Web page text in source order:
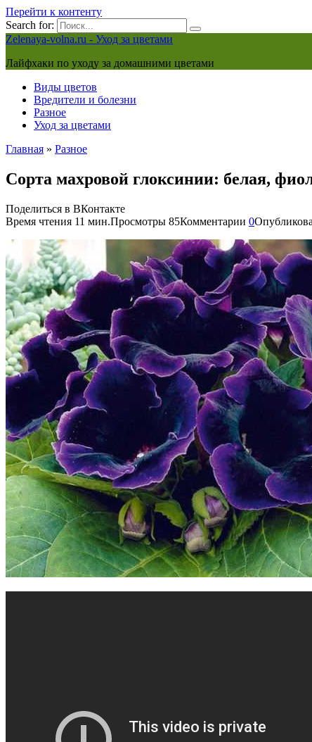
Перейти к контенту
Search for:
Zelenaya-volna.ru - Уход за цветами
Лайфхаки по уходу за домашними цветами
Виды цветов
Вредители и болезни
Разное
Уход за цветами
Главная » Разное
Сорта махровой глоксинии: белая,
Поделиться в ВКонтакте
Время чтения 11 мин.Просмотры 85Комментарии 0